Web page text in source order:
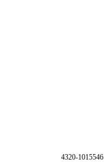
4320-1015546